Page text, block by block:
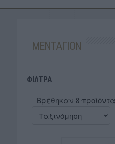
ΜΕΝΤΑΓΙΟΝ
ΦΙΛΤΡΑ
Βρέθηκαν 8 προϊόντα